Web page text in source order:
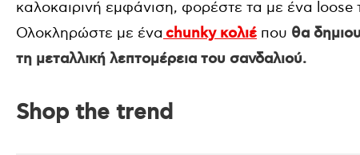
καλοκαιρινή εμφάνιση, φορέστε τα με ένα loose
Ολοκληρώστε με ένα chunky κολιέ που θα
τη μεταλλική λεπτομέρεια του σανδαλιού.
Shop the trend